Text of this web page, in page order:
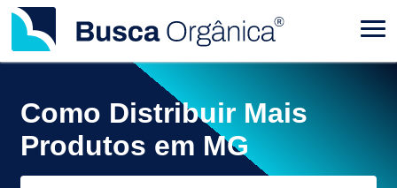
Como Distribuir Mais
Produtos em MG